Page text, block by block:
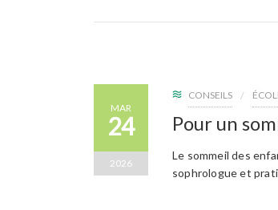
MAR
24
2026
CONSEILS
Pour un
Le sommeil des
sophrologue et